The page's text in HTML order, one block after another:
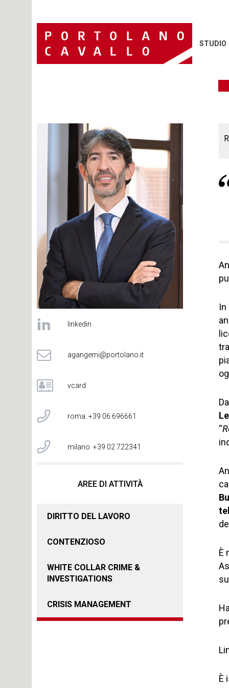
STUDIO
linkedin
agangemi@portolano.it
vcard
roma: +39 06 696661
milano: +39 02 722341
AREE DI ATTIVITÀ
DIRITTO DEL LAVORO
CONTENZIOSO
WHITE COLLAR CRIME &
INVESTIGATIONS
CRISIS MANAGEMENT
“
È
È